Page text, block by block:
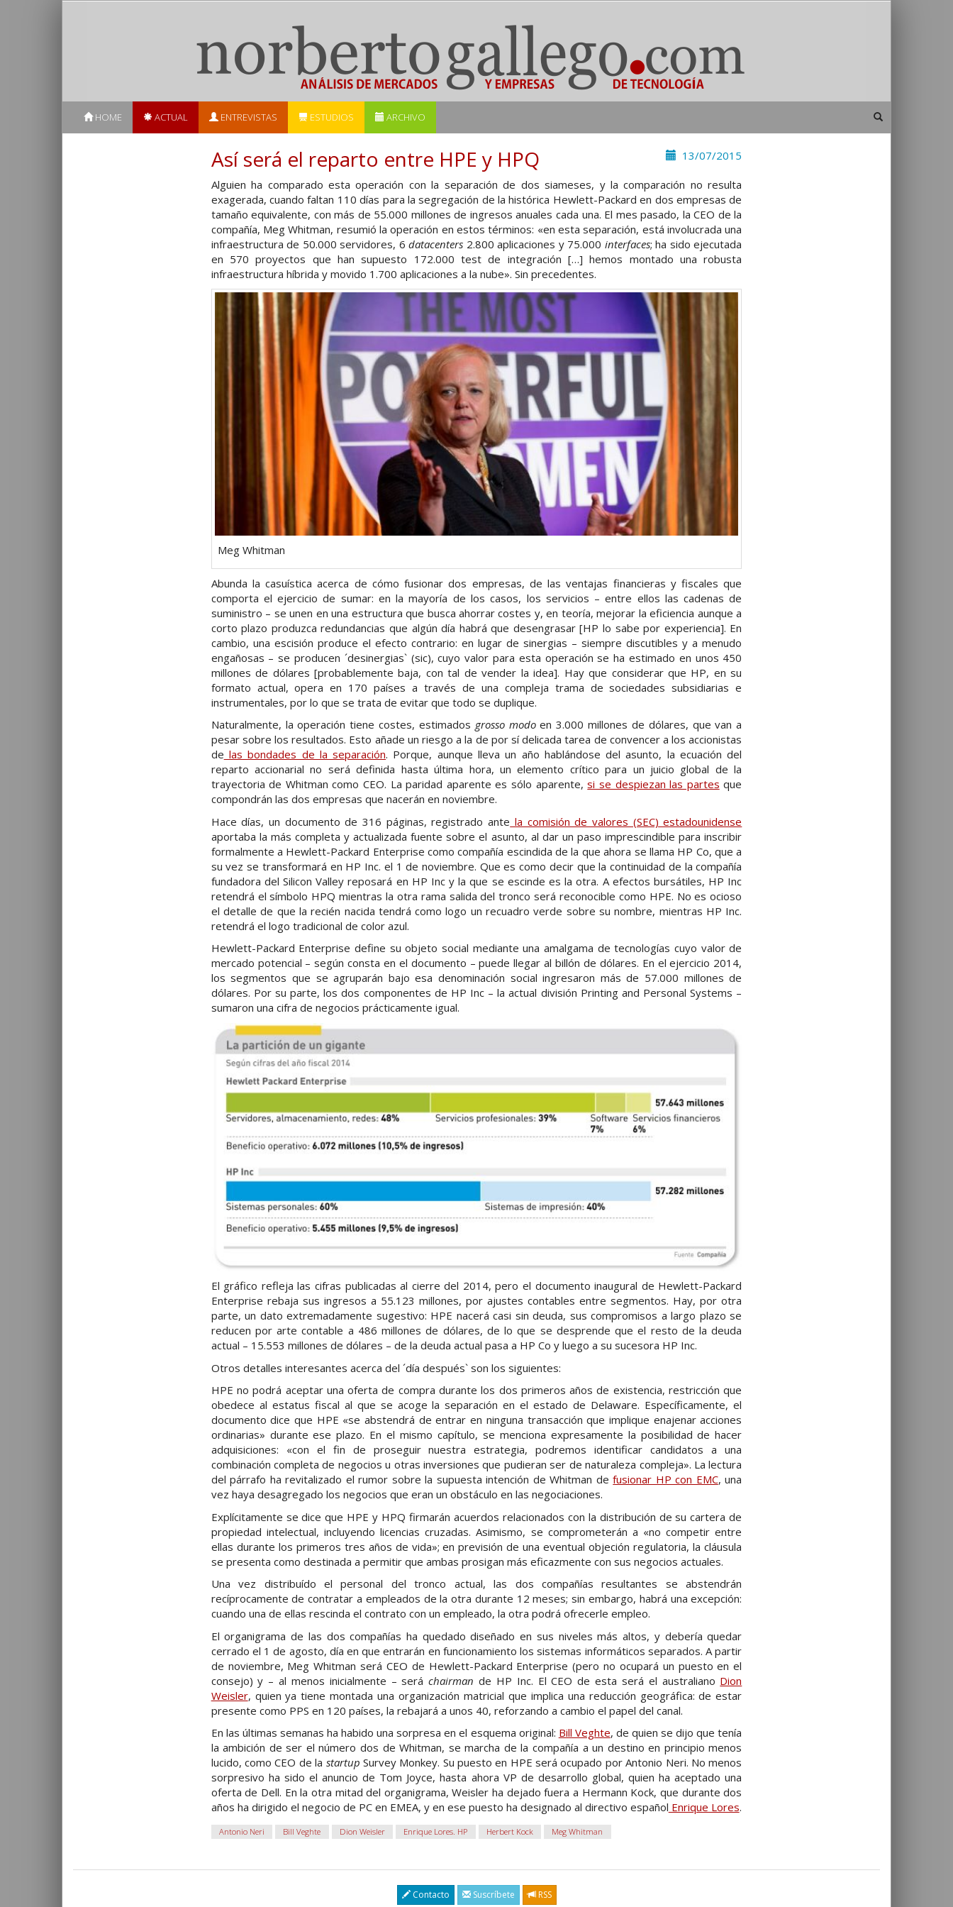
HOME ACTUAL ENTREVISTAS ESTUDIOS ARCHIVO
13/07/2015
Así será el reparto entre HPE y HPQ
Alguien ha comparado esta operación con la separación de dos siameses, y la comparación no resulta
exagerada, cuando faltan 110 días para la segregación de la histórica Hewlett-Packard en dos empresas de
tamaño equivalente, con más de 55.000 millones de ingresos anuales cada una. El mes pasado, la CEO de la
compañía, Meg Whitman, resumió la operación en estos términos: «en esta separación, está involucrada una
infraestructura de 50.000 servidores, 6datacenters 2.800 aplicaciones y 75.000 interfaces; ha sido ejecutada
en 570 proyectos que han supuesto 172.000 test de integración […] hemos montado una robusta
infraestructura híbrida y movido 1.700 aplicaciones a la nube». Sin precedentes.
Meg Whitman
Abunda la casuística acerca de cómo fusionar dos empresas, de las ventajas financieras y fiscales que
comporta el ejercicio de sumar: en la mayoría de los casos, los servicios – entre ellos las cadenas de
suministro – se unen en una estructura que busca ahorrar costes y, en teoría, mejorar la eficiencia aunque a
corto plazo produzca redundancias que algún día habrá que desengrasar [HP lo sabe por experiencia]. En
cambio, una escisión produce el efecto contrario: en lugar de sinergias – siempre discutibles y a menudo
engañosas – se producen ´desinergias` (sic), cuyo valor para esta operación se ha estimado en unos 450
millones de dólares [probablemente baja, con tal de vender la idea]. Hay que considerar que HP, en su
formato actual, opera en 170 países a través de una compleja trama de sociedades subsidiarias e
instrumentales, por lo que se trata de evitar que todo se duplique.
Naturalmente, la operación tiene costes, estimados grosso modoen 3.000 millones de dólares, que van a
pesar sobre los resultados. Esto añade un riesgo a la de por sí delicada tarea de convencer a los accionistas
de las bondades de la separación. Porque, aunque lleva un año hablándose del asunto, la ecuación del
reparto accionarial no será definida hasta última hora, un elemento crítico para un juicio global de la
trayectoria de Whitman como CEO. La paridad aparente es sólo aparente,si se despiezan las partes que
compondrán las dos empresas que nacerán en noviembre.
Hace días, un documento de 316 páginas, registrado ante la comisión de valores (SEC) estadounidense
aportaba la más completa y actualizada fuente sobre el asunto, al dar un paso imprescindible para inscribir
formalmente a Hewlett-Packard Enterprise como compañía escindida de la que ahora se llama HP Co, que a
su vez se transformará en HP Inc. el 1 de noviembre. Que es como decir que la continuidad de la compañía
fundadora del Silicon Valley reposará en HP Inc y la que se escinde es la otra. A efectos bursátiles, HP Inc
retendrá el símbolo HPQ mientras la otra rama salida del tronco será reconocible como HPE. No es ocioso
el detalle de que la recién nacida tendrá como logo un recuadro verde sobre su nombre, mientras HP Inc.
retendrá el logo tradicional de color azul.
Hewlett-Packard Enterprise define su objeto social mediante una amalgama de tecnologías cuyo valor de
mercado potencial – según consta en el documento – puede llegar al billón de dólares. En el ejercicio 2014,
los segmentos que se agruparán bajo esa denominación social ingresaron más de 57.000 millones de
dólares. Por su parte, los dos componentes de HP Inc – la actual división Printing and Personal Systems –
sumaron una cifra de negocios prácticamente igual.
El gráfico refleja las cifras publicadas al cierre del 2014, pero el documento inaugural de Hewlett-Packard
Enterprise rebaja sus ingresos a 55.123 millones, por ajustes contables entre segmentos. Hay, por otra
parte, un dato extremadamente sugestivo: HPE nacerá casi sin deuda, sus compromisos a largo plazo se
reducen por arte contable a 486 millones de dólares, de lo que se desprende que el resto de la deuda
actual – 15.553 millones de dólares – de la deuda actual pasa a HP Co y luego a su sucesora HP Inc.
Otros detalles interesantes acerca del ´día después` son los siguientes:
HPE no podrá aceptar una oferta de compra durante los dos primeros años de existencia, restricción que
obedece al estatus fiscal al que se acoge la separación en el estado de Delaware. Específicamente, el
documento dice que HPE «se abstendrá de entrar en ninguna transacción que implique enajenar acciones
ordinarias» durante ese plazo. En el mismo capítulo, se menciona expresamente la posibilidad de hacer
adquisiciones: «con el fin de proseguir nuestra estrategia, podremos identificar candidatos a una
combinación completa de negocios u otras inversiones que pudieran ser de naturaleza compleja». La lectura
del párrafo ha revitalizado el rumor sobre la supuesta intención de Whitman defusionar HP con EMC, una
vez haya desagregado los negocios que eran un obstáculo en las negociaciones.
Explícitamente se dice que HPE y HPQ firmarán acuerdos relacionados con la distribución de su cartera de
propiedad intelectual, incluyendo licencias cruzadas. Asimismo, se comprometerán a «no competir entre
ellas durante los primeros tres años de vida»; en previsión de una eventual objeción regulatoria, la cláusula
se presenta como destinada a permitir que ambas prosigan más eficazmente con sus negocios actuales.
Una vez distribuído el personal del tronco actual, las dos compañías resultantes se abstendrán
recíprocamente de contratar a empleados de la otra durante 12 meses; sin embargo, habrá una excepción:
cuando una de ellas rescinda el contrato con un empleado, la otra podrá ofrecerle empleo.
El organigrama de las dos compañías ha quedado diseñado en sus niveles más altos, y debería quedar
cerrado el 1 de agosto, día en que entrarán en funcionamiento los sistemas informáticos separados. A partir
de noviembre, Meg Whitman será CEO de Hewlett-Packard Enterprise (pero no ocupará un puesto en el
consejo) y – al menos inicialmente – será chairmande HP Inc. El CEO de esta será el australiano Dion
Weisler, quien ya tiene montada una organización matricial que implica una reducción geográfica: de estar
presente como PPS en 120 países, la rebajará a unos 40, reforzando a cambio el papel del canal.
En las últimas semanas ha habido una sorpresa en el esquema original: Bill Veghte, de quien se dijo que tenía
la ambición de ser el número dos de Whitman, se marcha de la compañía a un destino en principio menos
lucido, como CEO de la startup Survey Monkey. Su puesto en HPE será ocupado por Antonio Neri. No menos
sorpresivo ha sido el anuncio de Tom Joyce, hasta ahora VP de desarrollo global, quien ha aceptado una
oferta de Dell. En la otra mitad del organigrama, Weisler ha dejado fuera a Hermann Kock, que durante dos
años ha dirigido el negocio de PC en EMEA, y en ese puesto ha designado al directivo español Enrique Lores.
Antonio Neri Bill Veghte Dion Weisler Enrique Lores. HP Herbert Kock Meg Whitman
Contacto Suscríbete RSS